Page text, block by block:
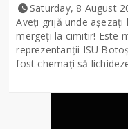
Saturday, 8 August
Aveți grijă unde așezați
mergeți la cimitir! Este
reprezentanții ISU
fost chemați să